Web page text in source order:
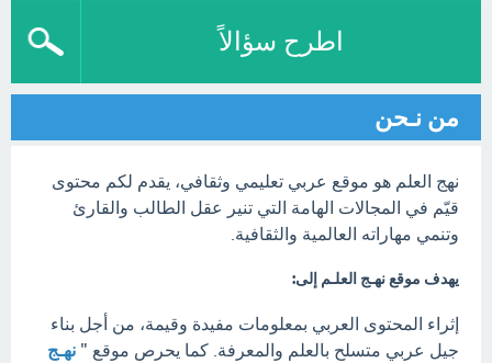
اطرح سؤالاً
من نـحن
نهج العلم هو موقع عربي تعليمي وثقافي، يقدم لكم محتوى
قيّم في المجالات الهامة التي تنير عقل الطالب والقارئ
وتنمي مهاراته العالمية والثقافية.
يهدف موقع نهـج العلـم إلى:
إثراء المحتوى العربي بمعلومات مفيدة وقيمة، من أجل بناء
جيل عربي متسلح بالعلم والمعرفة. كما يحرص موقع " نهـج